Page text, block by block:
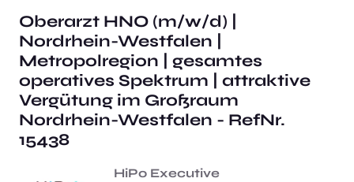
Oberarzt HNO (m/w/d) |
Nordrhein-Westfalen |
Metropolregion | gesamtes
operatives Spektrum | attraktive
Vergütung im Großraum
Nordrhein-Westfalen - RefNr.
15438
HiPo Executive